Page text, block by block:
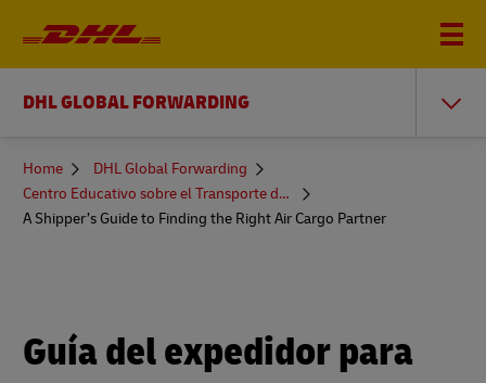
DHL GLOBAL FORWARDING
You
here
Home
DHL Global Forwarding
Centro Educativo sobre el Transporte de Mercancías
A Shipper’s Guide to Finding the Right Air Cargo Partner
Guía del expedidor para